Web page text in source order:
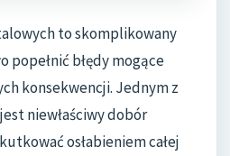
to skomplikowany
popełnić błędy mogące
konsekwencji. Jednym z
niewłaściwy dobór
osłabieniem całej